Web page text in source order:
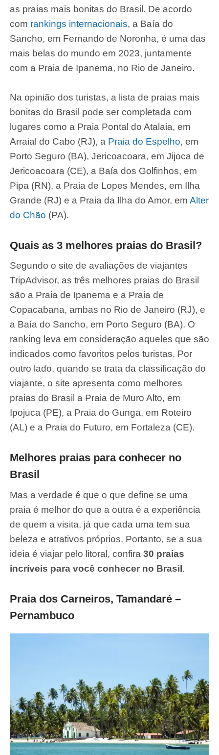
as praias mais bonitas do Brasil. De acordo
com rankings internacionais, a Baía do
Sancho, em Fernando de Noronha, é uma das
mais belas do mundo em 2023, juntamente
com a Praia de Ipanema, no Rio de Janeiro.
Na opinião dos turistas, a lista de praias mais
bonitas do Brasil pode ser completada com
lugares como a Praia Pontal do Atalaia, em
Arraial do Cabo (RJ), a Praia do Espelho, em
Porto Seguro (BA), Jericoacoara, em Jijoca de
Jericoacoara (CE), a Baía dos Golfinhos, em
Pipa (RN), a Praia de Lopes Mendes, em Ilha
Grande (RJ) e a Praia da Ilha do Amor, em Alter
do Chão (PA).
Quais as 3 melhores praias do Brasil?
Segundo o site de avaliações de viajantes
TripAdvisor, as três melhores praias do Brasil
são a Praia de Ipanema e a Praia de
Copacabana, ambas no Rio de Janeiro (RJ), e
a Baía do Sancho, em Porto Seguro (BA). O
ranking leva em consideração aqueles que são
indicados como favoritos pelos turistas. Por
outro lado, quando se trata da classificação do
viajante, o site apresenta como melhores
praias do Brasil a Praia de Muro Alto, em
Ipojuca (PE), a Praia do Gunga, em Roteiro
(AL) e a Praia do Futuro, em Fortaleza (CE).
Melhores praias para conhecer no
Brasil
Mas a verdade é que o que define se uma
praia é melhor do que a outra é a experiência
de quem a visita, já que cada uma tem sua
beleza e atrativos próprios. Portanto, se a sua
ideia é viajar pelo litoral, confira 30 praias
incríveis para você conhecer no Brasil.
Praia dos Carneiros, Tamandaré –
Pernambuco